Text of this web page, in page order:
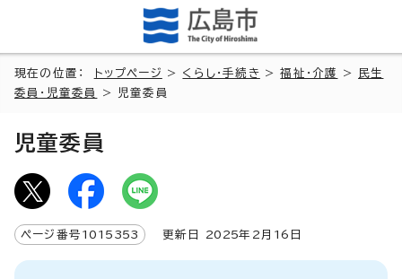
現在の位置： トップページ > くらし・手続き >福祉・介護 >
民生
委員・児童委員
> 児童委員
児童委員
ページ番号 1015353 更新日 2025年2月 16 日